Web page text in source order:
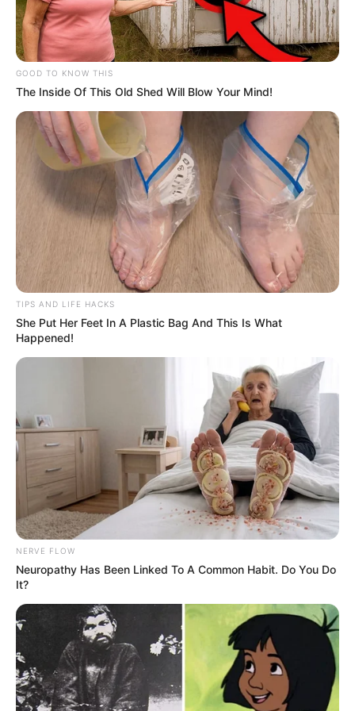
TAGS ELITE SHORT STORIES: NADIA GUZMAN SERIAL NETFLIX
GOOD TO KNOW THIS
The Inside Of This Old Shed Will Blow Your Mind!
TIPS AND LIFE HACKS
She Put Her Feet In A Plastic Bag And This Is What
Happened!
NERVE FLOW
Neuropathy Has Been Linked To A Common Habit. Do You Do
It?